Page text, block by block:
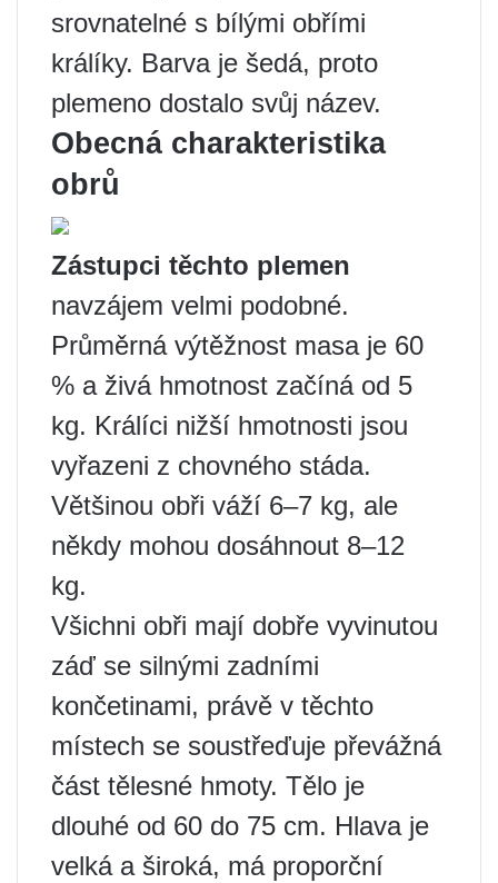
srovnatelné s bílými obřími
králíky. Barva je šedá, proto
plemeno dostalo svůj název.
Obecná charakteristika
obrů
Zástupci těchto plemen
navzájem velmi podobné.
Průměrná výtěžnost masa je 60
% a živá hmotnost začíná od 5
kg. Králíci nižší hmotnosti jsou
vyřazeni z chovného stáda.
Většinou obři váží 6–7 kg, ale
někdy mohou dosáhnout 8–12
kg.
Všichni obři mají dobře vyvinutou
záď se silnými zadními
končetinami, právě v těchto
místech se soustřeďuje převážná
část tělesné hmoty. Tělo je
dlouhé od 60 do 75 cm. Hlava je
velká a široká, má proporční